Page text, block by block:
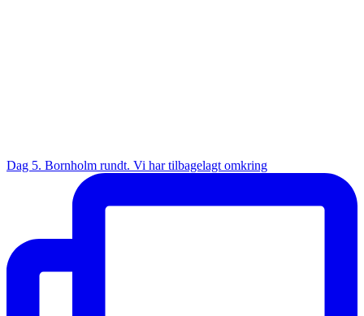
Dag 5. Bornholm rundt. Vi har tilbagelagt omkring